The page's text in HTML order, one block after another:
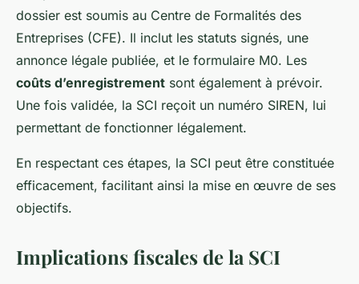
dossier est soumis au Centre de Formalités des
Entreprises (CFE). Il inclut les statuts signés, une
annonce légale publiée, et le formulaire M0. Les
coûts d’enregistrement sont également à prévoir.
Une fois validée, la SCI reçoit un numéro SIREN, lui
permettant de fonctionner légalement.
En respectant ces étapes, la SCI peut être constituée
efficacement, facilitant ainsi la mise en œuvre de ses
objectifs.
Implications fiscales de la SCI